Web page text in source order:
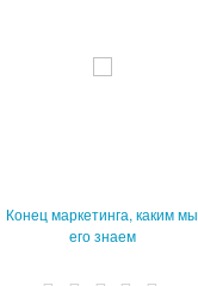
Конец маркетинга, каким мы
его знаем